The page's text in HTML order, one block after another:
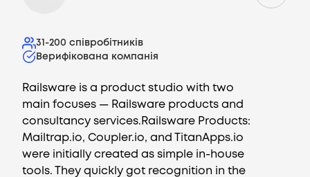
31-200 співробітників
Верифікована компанія
Railsware is a product studio with two
main focuses — Railsware products and
consultancy services.Railsware Products:
Mailtrap.io, Coupler.io, and TitanApps.io
were initially created as simple in-house
tools. They quickly got recognition in the